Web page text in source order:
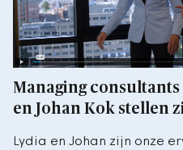
Managing
en Johan Kok stellen
Lydia en Johan zijn onze